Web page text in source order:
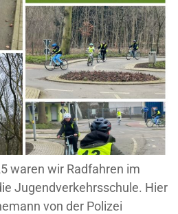
waren wir Radfahren im
Jugendverkehrsschule. Hier
von der Polizei